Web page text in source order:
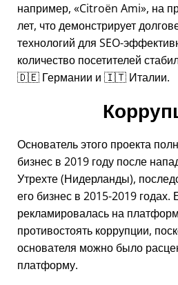
например,
Citroën Ami , на
лет, что демонстрирует
технологий для SEO-
количество посетителей
🇩🇪 Германии и 🇮🇹 Италии.
Основатель этого проекта
бизнес в 2019 году после
Утрехте (Нидерланды),
его бизнес в 2015-2019 годах.
рекламировалась на
противостоять коррупции,
основателя можно было
платформу.